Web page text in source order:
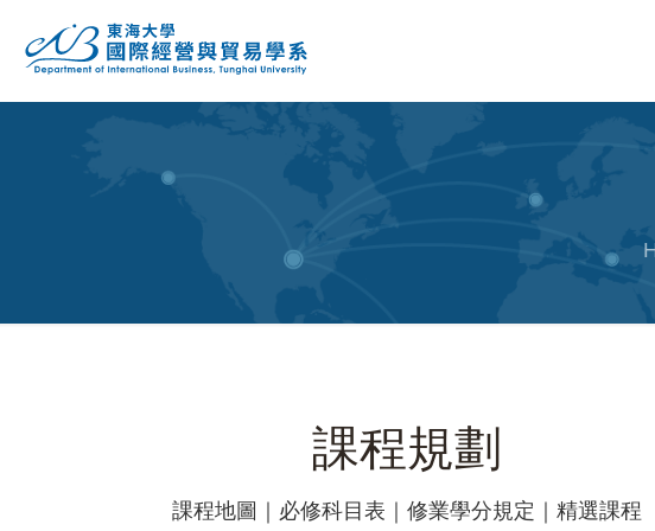
課程規劃
課程地圖｜必修科目表｜修業學分規定｜精選課程